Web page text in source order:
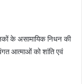
के असामायिक निधन की
आत्माओं को शांति एवं